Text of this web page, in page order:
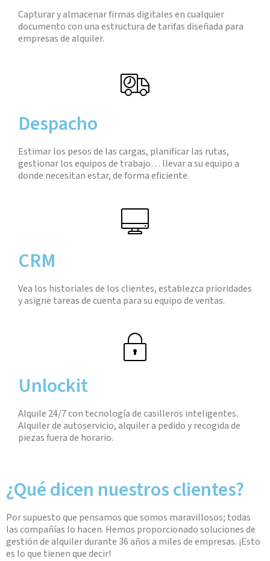
Capturar y almacenar firmas digitales en cualquier
documento con una estructura de tarifas diseñada para
empresas de alquiler.
Despacho
Estimar los pesos de las cargas, planificar las rutas,
gestionar los equipos de trabajo… llevar a su equipo a
donde necesitan estar, de forma eficiente.
CRM
Vea los historiales de los clientes, establezca prioridades
y asigne tareas de cuenta para su equipo de ventas.
Unlockit
Alquile 24/7 con tecnología de casilleros inteligentes.
Alquiler de autoservicio, alquiler a pedido y recogida de
piezas fuera de horario.
¿Qué dicen nuestros clientes?
Por supuesto que pensamos que somos maravillosos; todas
las compañías lo hacen. Hemos proporcionado soluciones de
gestión de alquiler durante 36 años a miles de empresas. ¡Esto
es lo que tienen que decir!